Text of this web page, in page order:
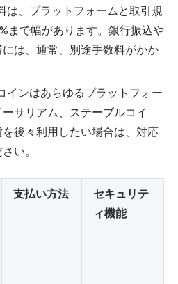
は、プラットフォームと取引規
まで幅があります。銀行振込や
は、通常、別途手数料がかか
インはあらゆるプラットフォー
サリアム、ステーブルコイ
後々利用したい場合は、対応
い。
支払い方法
セキュリテ
ィ機能